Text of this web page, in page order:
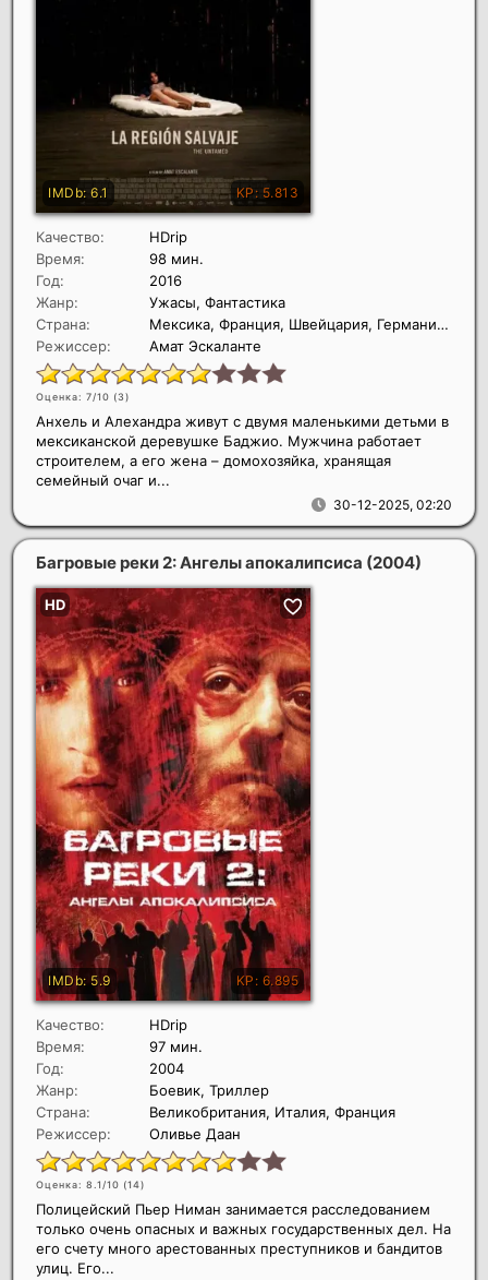
Качество:
HDrip
Время:
98 мин.
Год:
2016
Жанр:
Ужасы, Фантастика
Страна:
Мексика, Франция, Швейцария, Германия, Дания, Норвегия
Режиссер:
Амат Эскаланте
Оценка: 7/10 (3)
30-12-2025, 02:20
Анхель и Алехандра живут с двумя маленькими детьми в
мексиканской деревушке Баджио. Мужчина работает
строителем, а его жена – домохозяйка, хранящая
семейный очаг и...
Багровые реки 2: Ангелы апокалипсиса (2004)
Качество:
HDrip
Время:
97 мин.
Год:
2004
Жанр:
Боевик, Триллер
Страна:
Великобритания, Италия, Франция
Режиссер:
Оливье Даан
Оценка: 8.1/10 (14)
Полицейский Пьер Ниман занимается расследованием
только очень опасных и важных государственных дел. На
его счету много арестованных преступников и бандитов
улиц. Его...